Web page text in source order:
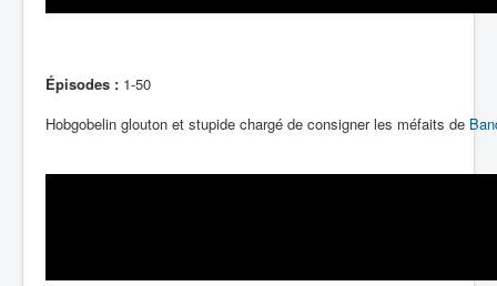
Épisodes : 1-50
Hobgobelin glouton et stupide chargé de consigner les méfaits de